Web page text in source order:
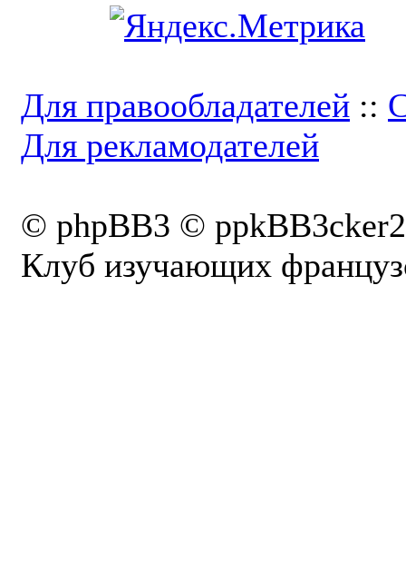
Для правообладателей ::
Для рекламодателей
© phpBB3 ©
Клуб изучающих